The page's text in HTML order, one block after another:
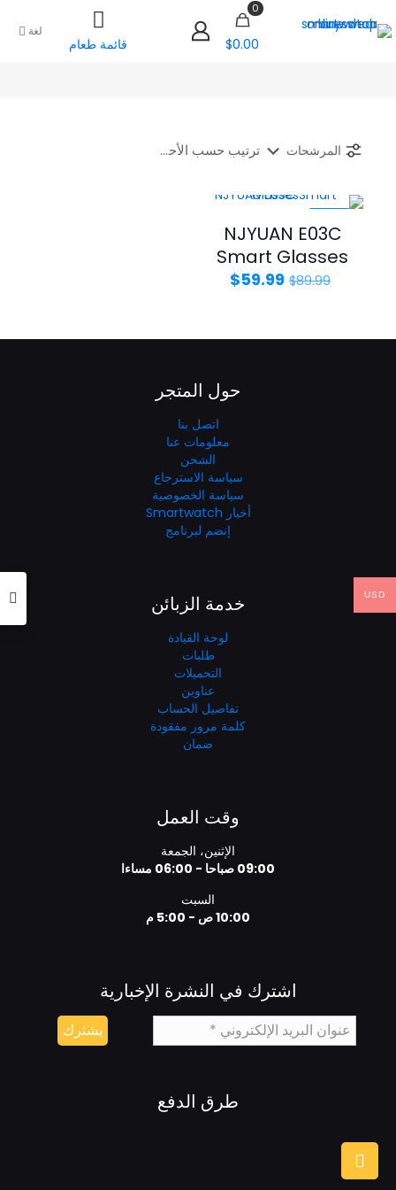
0
$0.00 قائمة طعام
لغة
المرشحات
NJYUAN E03C
Smart Glasses
$89.99
السعر $59.99
حول المتجر
اتصل بنا
معلومات عنا
الشحن
سياسة الاسترجاع
سياسة الخصوصية
أخبار Smartwatch
إنضم لبرنامج
خدمة الزبائن
لوحة القيادة
طلبات
التحميلات
عناوين
تفاصيل الحساب
كلمة مرور مفقودة
ضمان
وقت العمل
الإثنين، الجمعة
09:00 صباحا - 06:00 مساءا
السبت
10:00 ص - 5:00 م
اشترك في النشرة الإخبارية
طرق الدفع
USD